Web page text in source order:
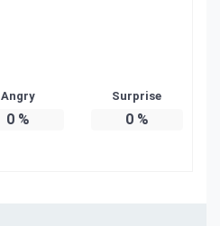
Angry
0%
Surprise
0%